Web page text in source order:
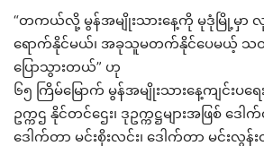
“တကယ်လို့ မွန်အမျိုးသားနေ့ကို မုဒုံမြို့မှ
ရောက်နိုင်မယ်၊ အခုသူမတက်နိုင်ပေမယ့် သ
ပြောသွားတယ်” ဟု
၆၅ ကြိမ်မြောက် မွန်အမျိုးသားနေ့ကျင်းပ
ဥက္ကဌ နိုင်တင်ဌေး၊ ဒုဥက္ကဋ္ဌများအဖြစ် ဒေ
ဒေါက်တာ မင်းစိုးလင်း၊ ဒေါက်တာ မင်းလွန်